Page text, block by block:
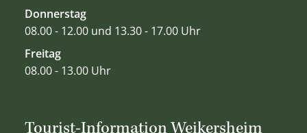
Donnerstag
08.00 - 12.00 und 13.30 - 17.00 Uhr
Freitag
08.00 - 13.00 Uhr
Tourist-Information Weikersheim